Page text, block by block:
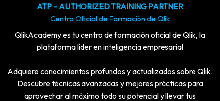
ATP – AUTHORIZED TRAINING PARTNER
Centro Oficial de Formación de Qlik
QlikAcademy es tu centro de formación oficial de Qlik, la
plataforma líder en inteligencia empresarial
Adquiere conocimientos profundos y actualizados sobre Qlik.
Descubre técnicas avanzadas y mejores prácticas para
aprovechar al máximo todo su potencial y llevar tus